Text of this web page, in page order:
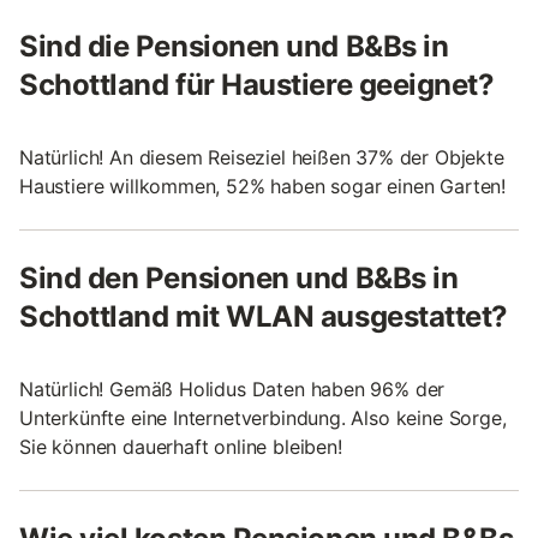
Sind die Pensionen und B&Bs in
Schottland für Haustiere geeignet?
Natürlich! An diesem Reiseziel heißen 37% der Objekte
Haustiere willkommen, 52% haben sogar einen Garten!
Sind den Pensionen und B&Bs in
Schottland mit WLAN ausgestattet?
Natürlich! Gemäß Holidus Daten haben 96% der
Unterkünfte eine Internetverbindung. Also keine Sorge,
Sie können dauerhaft online bleiben!